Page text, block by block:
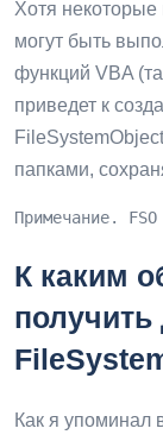
Хотя
могут быть
функций VBA
приведет к
папками,
Примечание.
К каким
получить
Как я упоминал